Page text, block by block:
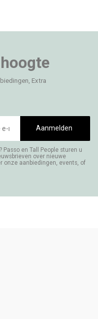
Extra
Aanmelden
en Tall People sturen u
over nieuwe
onze aanbiedingen, events, of